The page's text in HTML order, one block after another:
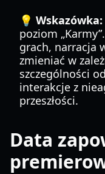
💡 Wskazówka:
poziom
grach, narracja
zmieniać w
szczególności
interakcje z
przeszłości.
Data